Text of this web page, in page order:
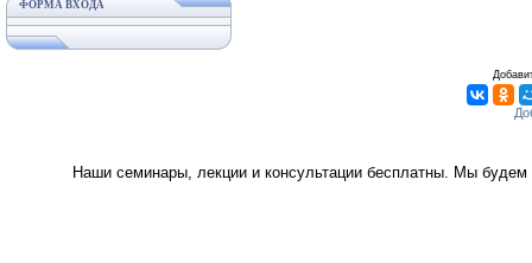
ФОРМА ВХОДА
Наши семинары, лекции и консультации бесплатны. Мы